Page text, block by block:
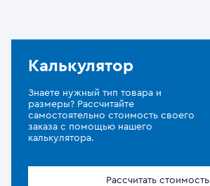
Калькулятор
Знаете нужный тип товара и
размеры? Рассчитайте
самостоятельно стоимость своего
заказа с помощью нашего
калькулятора.
Рассчитать стоимость